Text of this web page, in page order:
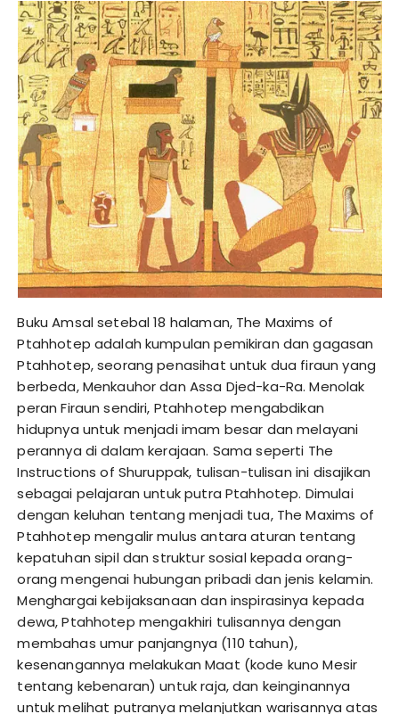
Buku Amsal setebal 18 halaman, The Maxims of
Ptahhotep adalah kumpulan pemikiran dan gagasan
Ptahhotep, seorang penasihat untuk dua firaun yang
berbeda, Menkauhor dan Assa Djed-ka-Ra. Menolak
peran Firaun sendiri, Ptahhotep mengabdikan
hidupnya untuk menjadi imam besar dan melayani
perannya di dalam kerajaan. Sama seperti The
Instructions of Shuruppak, tulisan-tulisan ini disajikan
sebagai pelajaran untuk putra Ptahhotep. Dimulai
dengan keluhan tentang menjadi tua, The Maxims of
Ptahhotep mengalir mulus antara aturan tentang
kepatuhan sipil dan struktur sosial kepada orang-
orang mengenai hubungan pribadi dan jenis kelamin.
Menghargai kebijaksanaan dan inspirasinya kepada
dewa, Ptahhotep mengakhiri tulisannya dengan
membahas umur panjangnya (110 tahun),
kesenangannya melakukan Maat (kode kuno Mesir
tentang kebenaran) untuk raja, dan keinginannya
untuk melihat putranya melanjutkan warisannya atas